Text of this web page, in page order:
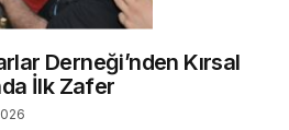
Derneği’nden Kırsal
İlk Zafer